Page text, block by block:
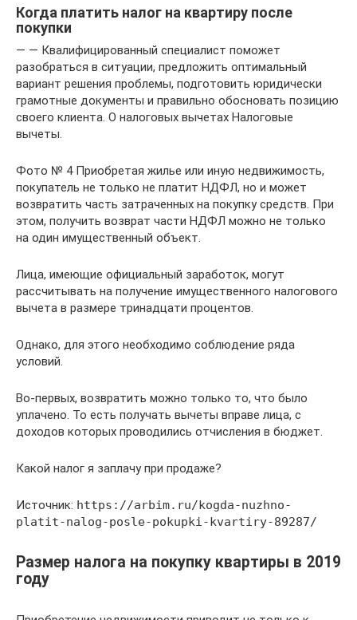
Когда платить налог на квартиру после
покупки
— — Квалифицированный специалист поможет
разобраться в ситуации, предложить оптимальный
вариант решения проблемы, подготовить юридически
грамотные документы и правильно обосновать позицию
своего клиента. О налоговых вычетах Налоговые
вычеты.
Фото № 4 Приобретая жилье или иную недвижимость,
покупатель не только не платит НДФЛ, но и может
возвратить часть затраченных на покупку средств. При
этом, получить возврат части НДФЛ можно не только
на один имущественный объект.
Лица, имеющие официальный заработок, могут
рассчитывать на получение имущественного налогового
вычета в размере тринадцати процентов.
Однако, для этого необходимо соблюдение ряда
условий.
Во-первых, возвратить можно только то, что было
уплачено. То есть получать вычеты вправе лица, с
доходов которых проводились отчисления в бюджет.
Какой налог я заплачу при продаже?
Источник: https://arbim.ru/kogda-nuzhno-
platit-nalog-posle-pokupki-kvartiry-89287/
Размер налога на покупку квартиры в 2019
году